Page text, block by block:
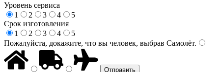
Уровень сервиса
1
2 3 4
5
Срок изготовления
1
2 3 4
5
Пожалуйста, докажите, что вы человек, выбрав Самолёт.